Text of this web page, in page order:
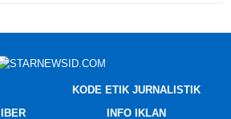
KODE ETIK JURNALISTIK
INFO IKLAN